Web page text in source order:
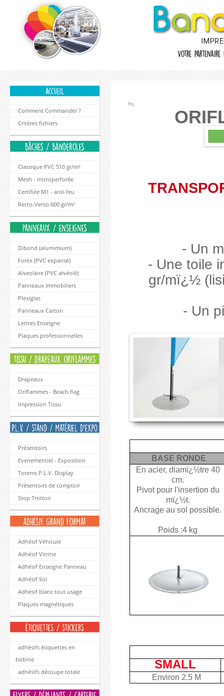
Comment Commander ?
Critères fichiers
Classique PVC 510 gr/m²
Mesh - microperforée
Certifiée M1 - anti-feu
Recto-Verso 600 gr/m²
Dibond (alumimium)
Forex (PVC expansé)
Alveolaire (PVC alvéolé)
Panneaux Immobiliers
Plexiglas
Panneaux Carton
Lettres Enseigne
Plaques professionnelles
Drapeaux
Oriflammes - Beach flag
Impression Tissu
Présentoirs
Evenementiel - Exposition
Totems P.L.V. Display
Présentoirs de comptoir
Stop Trottoir
Adhésif Véhicule
Adhésif Vitrine
Adhésif Enseigne Panneau
Adhésif Sol
Adhésif blanc tout usage
Plaques magnétiques
adhésifs étiquettes en
bobine
adhésifs découpe totale
ï»¿
- Un
- Une toile
gr/mï¿½
- Un
BASE RONDE
En acier, diamï¿½tre 40
cm.
Pivot pour l'insertion du
mï¿½t.
Ancrage au sol possible.
Poids :4 kg
SMALL
Environ 2.5 M